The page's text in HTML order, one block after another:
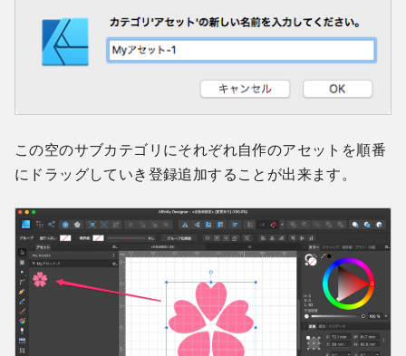
この空のサブカテゴリにそれぞれ自作のアセットを順番
にドラッグしていき登録追加することが出来ます。